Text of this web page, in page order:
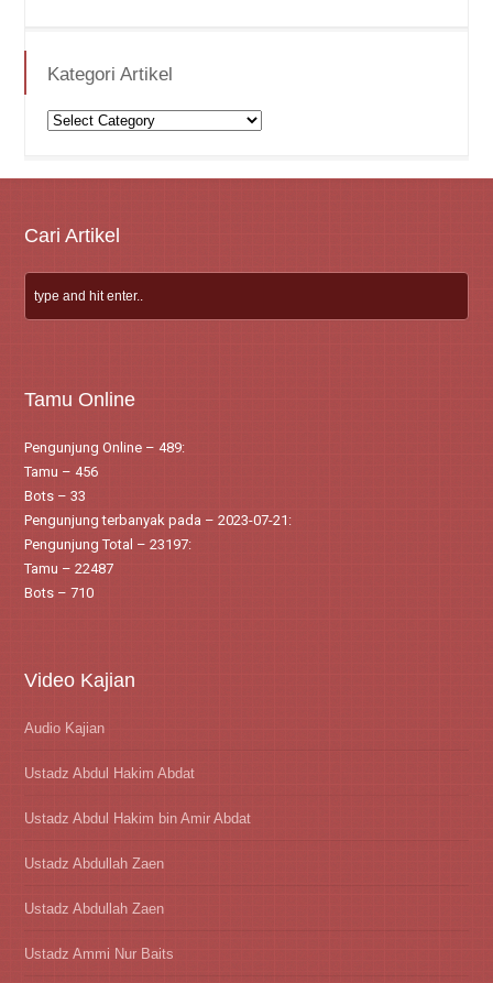
Kategori Artikel
Kategori
Cari Artikel
Tamu Online
Pengunjung Online – 489:
Tamu – 456
Bots – 33
Pengunjung terbanyak pada – 2023-07-21:
Pengunjung Total – 23197:
Tamu – 22487
Bots – 710
Video Kajian
Audio Kajian
Ustadz Abdul Hakim Abdat
Ustadz Abdul Hakim bin Amir Abdat
Ustadz Abdullah Zaen
Ustadz Abdullah Zaen
Ustadz Ammi Nur Baits